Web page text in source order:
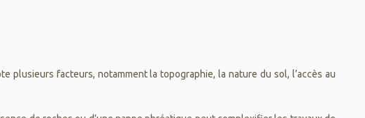
plusieurs facteurs, notamment la topographie, la nature du sol, l’accès au